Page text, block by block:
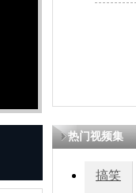
热门视频集
搞笑